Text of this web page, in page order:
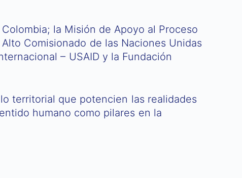
la Misión de Apoyo al Proceso
Comisionado de las Naciones Unidas
– USAID y la Fundación
territorial que potencien las realidades
humano como pilares en la